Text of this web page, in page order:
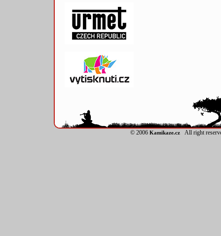
© 2006 Kamikaze.czAll right